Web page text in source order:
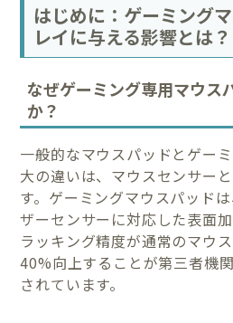
はじめに：ゲーミング
レイに与える影響とは？
なぜゲーミング専用マウス
か？
一般的なマウスパッドとゲー
大の違いは、マウスセンサー
す。ゲーミングマウスパッド
ザーセンサーに対応した表面
ラッキング精度が通常のマウ
40%向上することが第三者機
されています。